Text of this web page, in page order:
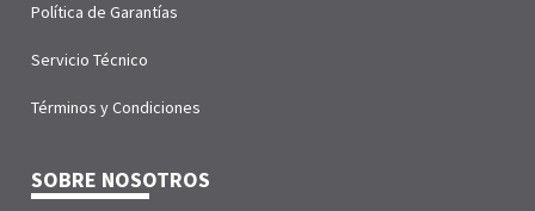
Política de Garantías
Servicio Técnico
Términos y Condiciones
SOBRE NOSOTROS